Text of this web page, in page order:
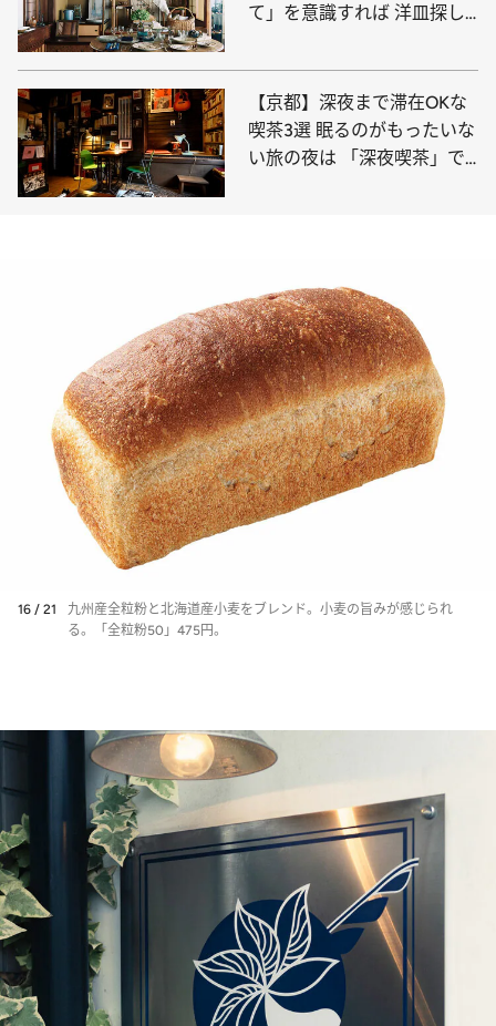
て」を意識すれば 洋皿探し
【京都】深夜まで滞在OKな
喫茶3選 眠るのがもったいな
い旅の夜は 「深夜喫茶」で
16 / 21
九州産全粒粉と北海道産小麦をブレンド。小麦の旨みが感じられ
る。「全粒粉50」475円。